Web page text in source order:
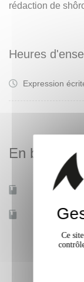
rédaction de
Heures
Expression
En bref
Mobilité
Accessible
Ce